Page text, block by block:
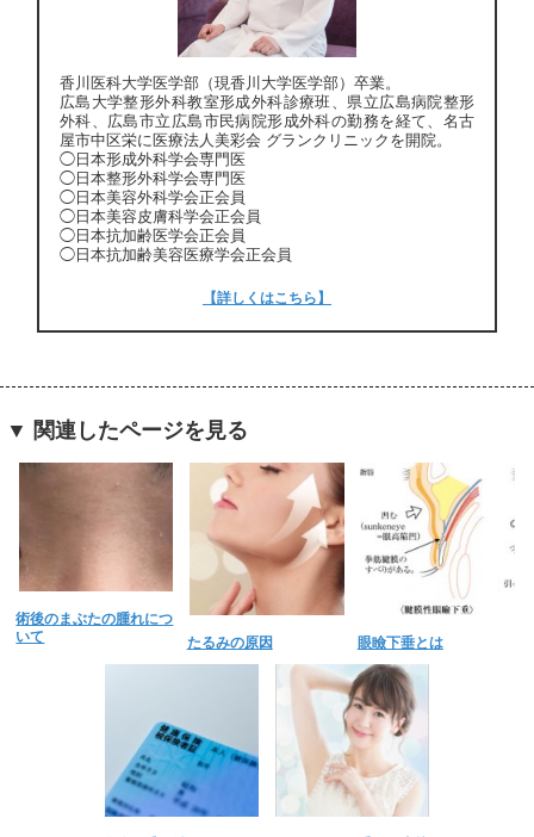
香川医科大学医学部（現香川大学医学部）卒業。
広島大学整形外科教室形成外科診療班、県立広島病院整形
外科、広島市立広島市民病院形成外科の勤務を経て、名古
屋市中区栄に医療法人美彩会 グランクリニックを開院。
◯日本形成外科学会専門医
◯日本整形外科学会専門医
◯日本美容外科学会正会員
◯日本美容皮膚科学会正会員
◯日本抗加齢医学会正会員
◯日本抗加齢美容医療学会正会員
【詳しくはこちら】
▼ 関連したページを見る
術後のまぶたの腫れにつ
いて
たるみの原因 眼瞼下垂とは